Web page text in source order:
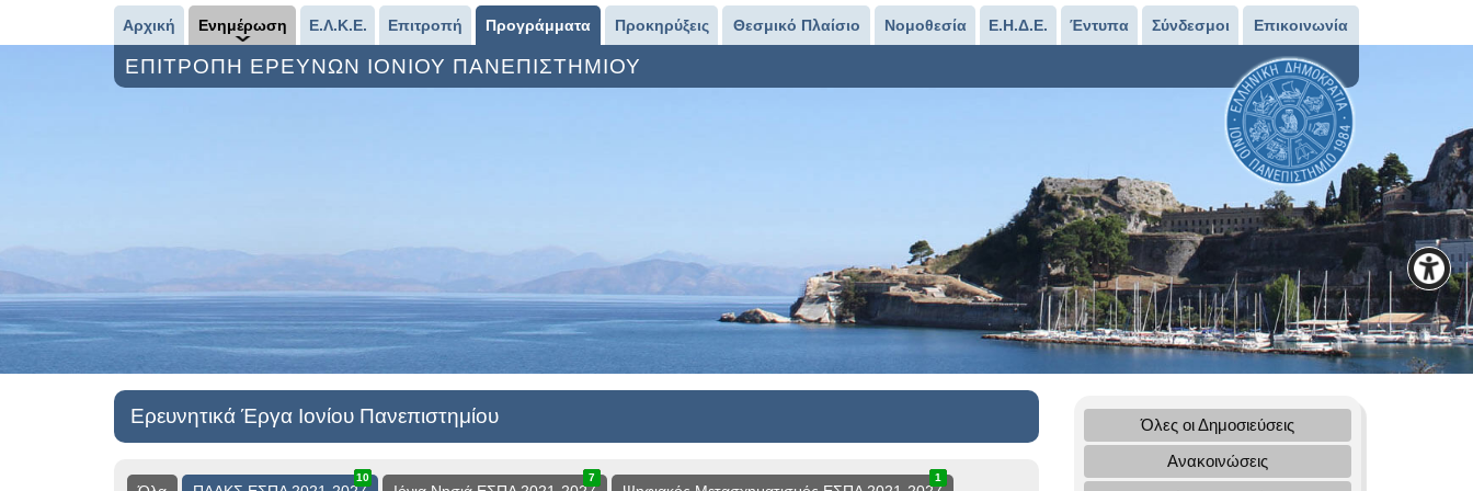
Αρχική Ενημέρωση Ε.Λ.Κ.Ε. Επιτροπή Προγράμματα Προκηρύξεις Θεσμικό Πλαίσιο Νομοθεσία Ε.Η.Δ.Ε. Έντυπα Σύνδεσμοι Επικοινωνία
ΕΠΙΤΡΟΠΗ ΕΡΕΥΝΩΝ ΙΟΝΙΟΥ ΠΑΝΕΠΙΣΤΗΜΙΟΥ
Ερευνητικά Έργα Ιονίου Πανεπιστημίου
10
3
13 7
1
8 101
Όλες οι Δημοσιεύσεις
Ανακοινώσεις